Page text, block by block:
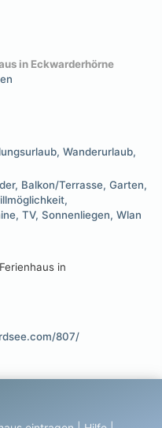
in Eckwarderhörne
Wanderurlaub
Balkon/Terrasse Garten
TV Sonnenliegen Wlan
in
807/